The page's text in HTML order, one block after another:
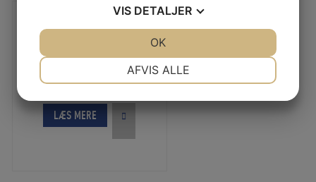
Easylock 1 aflaster – sort – 1
oprindelige
pris
var:
821,00 DKK.
aktuelle
pris
LÆS MERE
VIS DETALJER
MARKETING
AFVIS ALLE
OK